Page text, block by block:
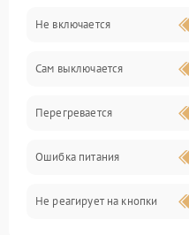
Не включается
Сам выключается
Перегревается
Ошибка питания
Не реагирует на кнопки